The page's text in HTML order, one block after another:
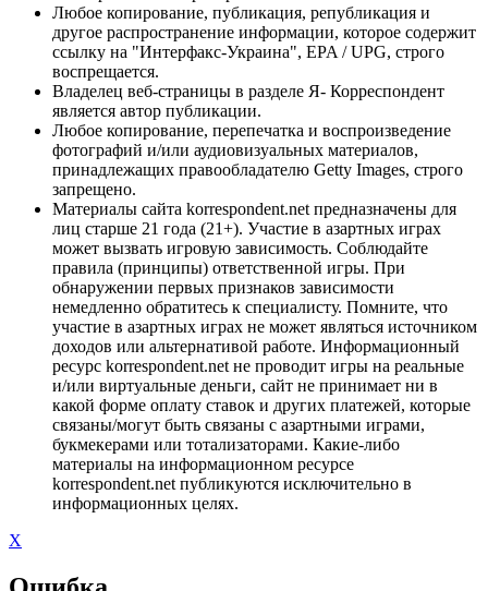
Любое копирование, публикация, републикация и
другое распространение информации, которое содержит
ссылку на "Интерфакс-Украина", EPA / UPG, строго
воспрещается.
Владелец веб-страницы в разделе Я- Корреспондент
является автор публикации.
Любое копирование, перепечатка и воспроизведение
фотографий и/или аудиовизуальных материалов,
принадлежащих правообладателю Getty Images, строго
запрещено.
Материалы сайта korrespondent.net предназначены для
лиц старше 21 года (21+). Участие в азартных играх
может вызвать игровую зависимость. Соблюдайте
правила (принципы) ответственной игры. При
обнаружении первых признаков зависимости
немедленно обратитесь к специалисту. Помните, что
участие в азартных играх не может являться источником
доходов или альтернативой работе. Информационный
ресурс korrespondent.net не проводит игры на реальные
и/или виртуальные деньги, сайт не принимает ни в
какой форме оплату ставок и других платежей, которые
связаны/могут быть связаны с азартными играми,
букмекерами или тотализаторами. Какие-либо
материалы на информационном ресурсе
korrespondent.net публикуются исключительно в
информационных целях.
X